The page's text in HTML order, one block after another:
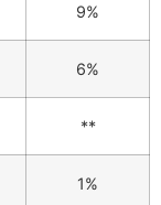
9%
6%
**
1%